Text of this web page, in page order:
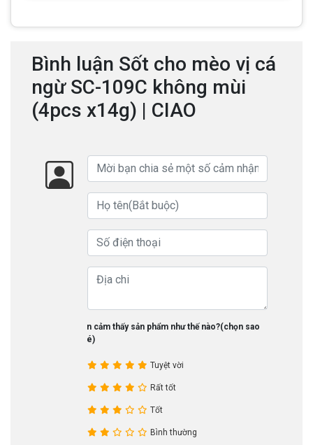
Bình luận Sốt cho mèo vị cá
ngừ SC-109C không mùi
(4pcs x14g) | CIAO
Bạn cảm thấy sản phẩm như thế nào?(chọn sao
nhé)
Tuyệt vời
Rất tốt
Tốt
Bình thường